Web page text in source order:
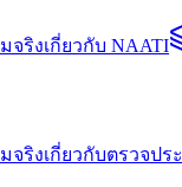
จริงเกี่ยวกับ NAATI
จริงเกี่ยวกับตรวจปร